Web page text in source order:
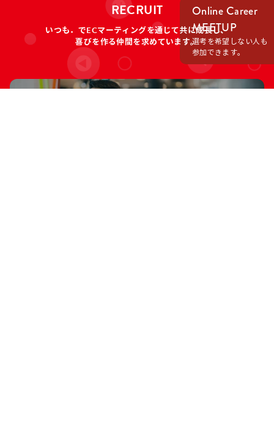
Online Career
MEETUP
選考を希望しない人も
参加できます。
RECRUIT
いつも．でECマーティングを通じて共に成長し、
喜びを作る仲間を求めています。